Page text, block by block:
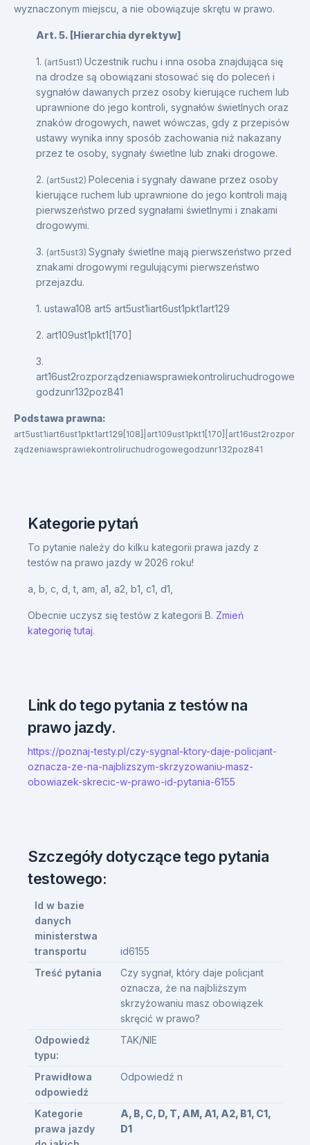
wyznaczonym miejscu, a nie obowiązuje skrętu w prawo.
Art. 5. [Hierarchia dyrektyw]
1. (art5ust1) Uczestnik ruchu i inna osoba znajdująca się
na drodze są obowiązani stosować się do poleceń i
sygnałów dawanych przez osoby kierujące ruchem lub
uprawnione do jego kontroli, sygnałów świetlnych oraz
znaków drogowych, nawet wówczas, gdy z przepisów
ustawy wynika inny sposób zachowania niż nakazany
przez te osoby, sygnały świetlne lub znaki drogowe.
2. (art5ust2) Polecenia i sygnały dawane przez osoby
kierujące ruchem lub uprawnione do jego kontroli mają
pierwszeństwo przed sygnałami świetlnymi i znakami
drogowymi.
3. (art5ust3) Sygnały świetlne mają pierwszeństwo przed
znakami drogowymi regulującymi pierwszeństwo
przejazdu.
1. ustawa108 art5 art5ust1iart6ust1pkt1art129
2. art109ust1pkt1[170]
3.
art16ust2rozporządzeniawsprawiekontroliruchudrogowe
godzunr132poz841
Podstawa prawna:
art5ust1iart6ust1pkt1art129[108]|art109ust1pkt1[170]|art16ust2rozpor
ządzeniawsprawiekontroliruchudrogowegodzunr132poz841
Kategorie pytań
To pytanie należy do kilku kategorii prawa jazdy z
testów na prawo jazdy w 2026 roku!
a, b, c, d,t, am, a1, a2, b1, c1, d1,
Obecnie uczysz się testów z kategorii B. Zmień
kategorię tutaj.
Link do tego pytania z testów na
prawo jazdy.
https://poznaj-testy.pl/czy-sygnal-ktory-daje-policjant-
oznacza-ze-na-najblizszym-skrzyzowaniu-masz-
obowiazek-skrecic-w-prawo-id-pytania-6155
Szczegóły dotyczące tego pytania
testowego:
Id w bazie
danych
ministerstwa
transportu
id6155
Treść pytania
Czy sygnał, który daje policjant
oznacza, że na najbliższym
skrzyżowaniu masz obowiązek
skręcić w prawo?
Odpowiedź
typu:
TAK/NIE
Prawidłowa
odpowiedź
Odpowiedź n
Kategorie
prawa jazdy
A, B, C, D, T, AM, A1, A2, B1, C1,
D1